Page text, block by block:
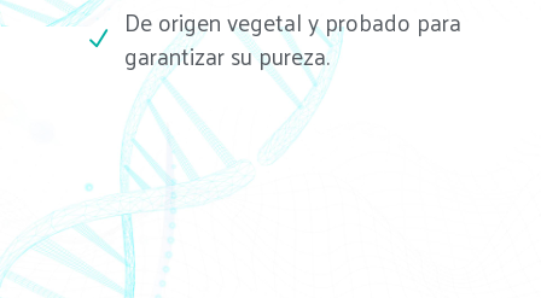
De origen vegetal y probado para
garantizar su pureza.